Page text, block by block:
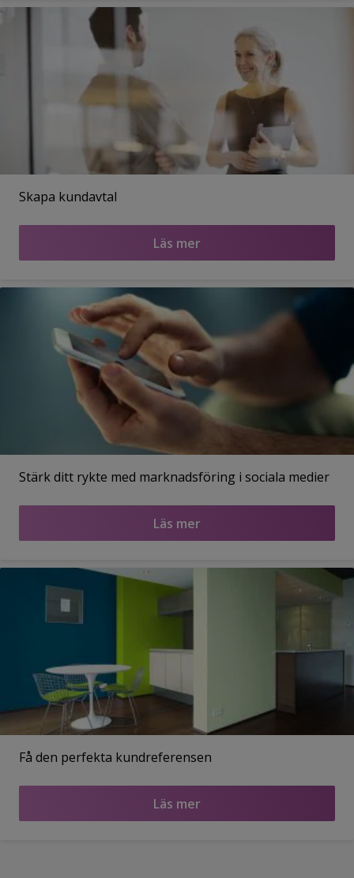
Skapa kundavtal
Läs mer
Stärk ditt rykte med marknadsföring i sociala medier
Läs mer
Få den perfekta kundreferensen
Läs mer